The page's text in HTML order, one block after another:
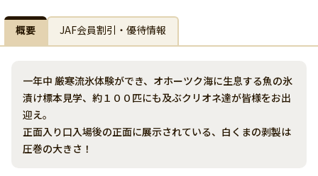
概要 JAF会員割引・優待情報
一年中 厳寒流氷体験ができ、オホーツク海に生息する魚の氷
漬け標本見学、約１００匹にも及ぶクリオネ達が皆様をお出
迎え。
正面入り口入場後の正面に展示されている、白くまの剥製は
圧巻の大きさ！